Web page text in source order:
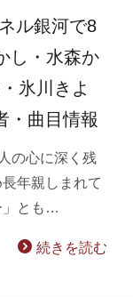
ル銀河で8
し・水森か
氷川きよ
・曲目情報
の心に深く残
年親しまれて
」とも…
続きを読む